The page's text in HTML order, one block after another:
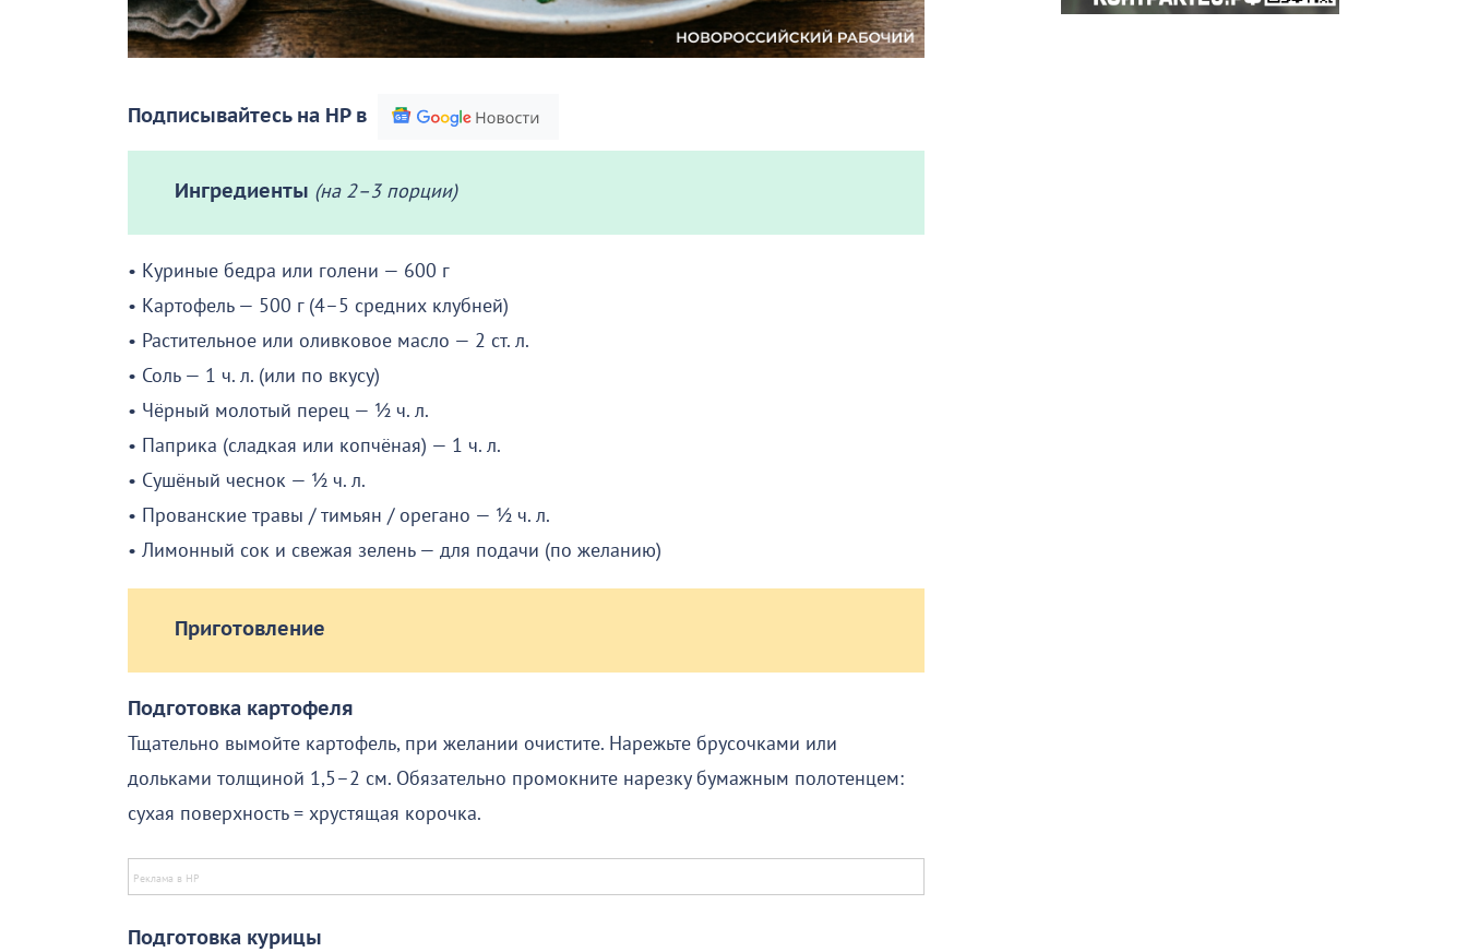
Подписывайтесь на НР в
Ингредиенты (на 2–3 порции)
• Куриные бедра или голени — 600 г
• Картофель — 500 г (4–5 средних клубней)
• Растительное или оливковое масло — 2 ст. л.
• Соль — 1 ч. л. (или по вкусу)
• Чёрный молотый перец — ½ ч. л.
• Паприка (сладкая или копчёная) — 1 ч. л.
• Сушёный чеснок — ½ ч. л.
• Прованские травы / тимьян / орегано — ½ ч. л.
• Лимонный сок и свежая зелень — для подачи (по желанию)
Приготовление
Подготовка картофеля
Тщательно вымойте картофель, при желании очистите. Нарежьте брусочками или
дольками толщиной 1,5–2 см. Обязательно промокните нарезку бумажным полотенцем:
сухая поверхность = хрустящая корочка.
Подготовка курицы